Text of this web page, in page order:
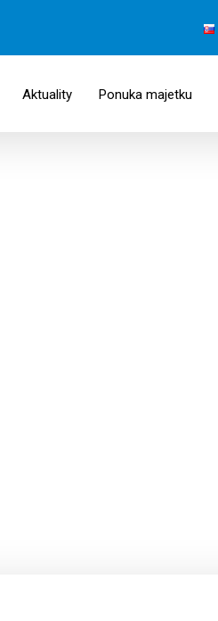
Aktuality Ponuka majetku